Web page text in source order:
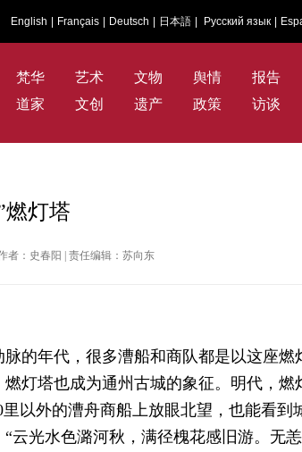
English Français Deutsch 日本語 Русский язык
梵华 艺术 文物 舆情 报告
道家 文创 遗产 政策 访谈
燃灯塔
者：史春阳 | 责任编辑：苏向东
的年代，很多漕船和商队都是以这座燃
灯塔也成为通州古城的象征。明代，燃
以外的漕舟商船上放眼北望，也能看到
光水色潞河秋，满径槐花感旧游。无恙